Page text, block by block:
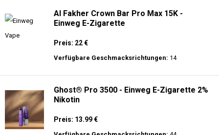
Al Fakher Crown Bar Pro Max 15K -
Einweg E-Zigarette
Preis: 22 €
Verfügbare Geschmacksrichtungen: 14
Ghost® Pro 3500 - Einweg E-Zigarette 2%
Nikotin
Preis: 13.99 €